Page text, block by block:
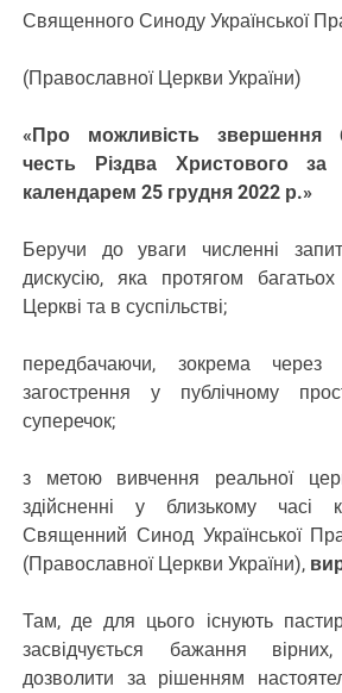
Священного Синоду Української
(Православної Церкви України)
«Про можливість звершення
честь Різдва Христового за
календарем 25 грудня 2022 р.»
Беручи до уваги численні
дискусію, яка протягом
Церкві та в суспільстві;
передбачаючи, зокрема через
загострення у публічному
суперечок;
з метою вивчення реальної
здійсненні у близькому часі
Священний Синод Української
(Православної Церкви України),
Там, де для цього існують
засвідчується бажання
дозволити за рішенням